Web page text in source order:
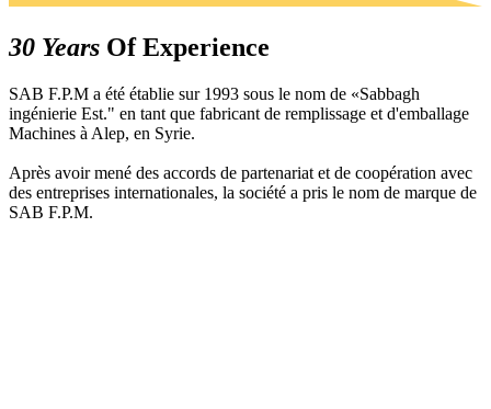
30 Years Of Experience
SAB F.P.M a été établie sur 1993 sous le nom de «Sabbagh
ingénierie Est." en tant que fabricant de remplissage et d'emballage
Machines à Alep, en Syrie.
Après avoir mené des accords de partenariat et de coopération avec
des entreprises internationales, la société a pris le nom de marque de
SAB F.P.M.